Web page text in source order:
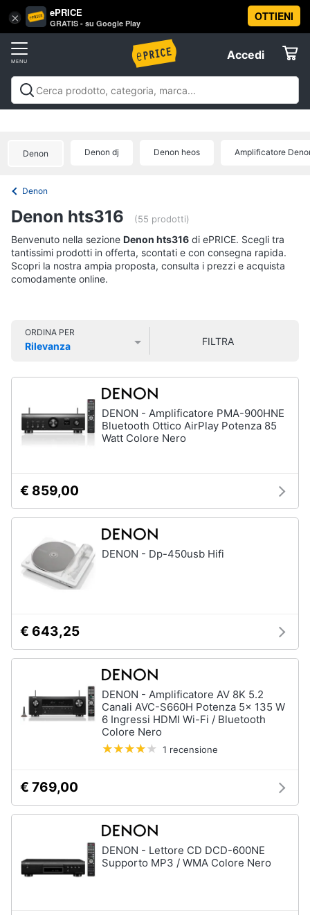
× ePRICE
GRATIS - su Google Play
OTTIENI
Accedi
Accedi
Registrati
Offerte
Tv
e
Home
Cinema
home
e
musica
Arredo
Brico
e
Giardinaggio
e
igiene
Giocattoli
Fotografia
Vai
al
Denon Denon dj Denon heos Amplificatore
Denon
Denon hts316 (55 prodotti)
Benvenuto nella sezione Denon hts316 di ePRICE. Scegli tra
tantissimi prodotti in offerta, scontati e con consegna rapida.
Scopri la nostra ampia proposta, consulta i prezzi e acquista
comodamente online.
ORDINA PER
Rilevanza
FILTRA
DENON - Amplificatore PMA-900HNE
Bluetooth Ottico AirPlay Potenza 85
Watt Colore Nero
€ 859,00
DENON - Dp-450usb Hifi
€ 643,25
DENON - Amplificatore AV 8K 5.2
Canali AVC-S660H Potenza 5x 135 W
6 Ingressi HDMI Wi-Fi / Bluetooth
Colore Nero
1 recensione
€ 769,00
DENON - Lettore CD DCD-600NE
Supporto MP3 / WMA Colore Nero